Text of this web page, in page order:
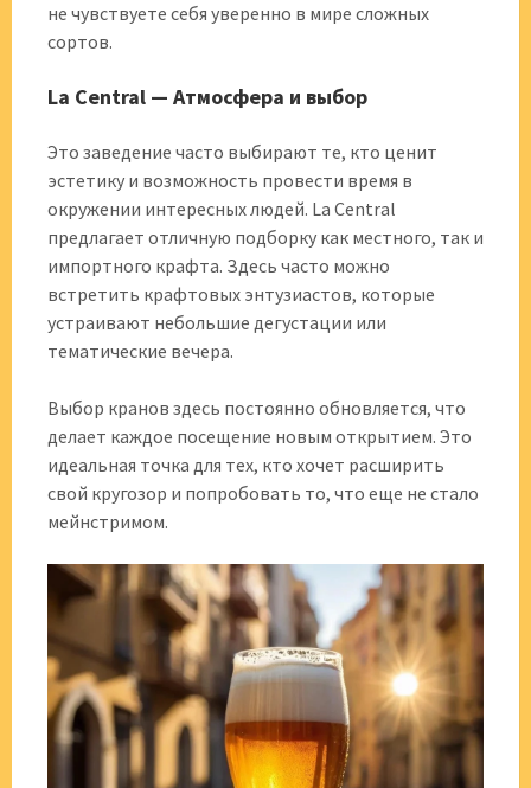
не чувствуете себя уверенно в мире сложных
сортов.
La Central — Атмосфера и выбор
Это заведение часто выбирают те, кто ценит
эстетику и возможность провести время в
окружении интересных людей. La Central
предлагает отличную подборку как местного, так и
импортного крафта. Здесь часто можно
встретить крафтовых энтузиастов, которые
устраивают небольшие дегустации или
тематические вечера.
Выбор кранов здесь постоянно обновляется, что
делает каждое посещение новым открытием. Это
идеальная точка для тех, кто хочет расширить
свой кругозор и попробовать то, что еще не стало
мейнстримом.